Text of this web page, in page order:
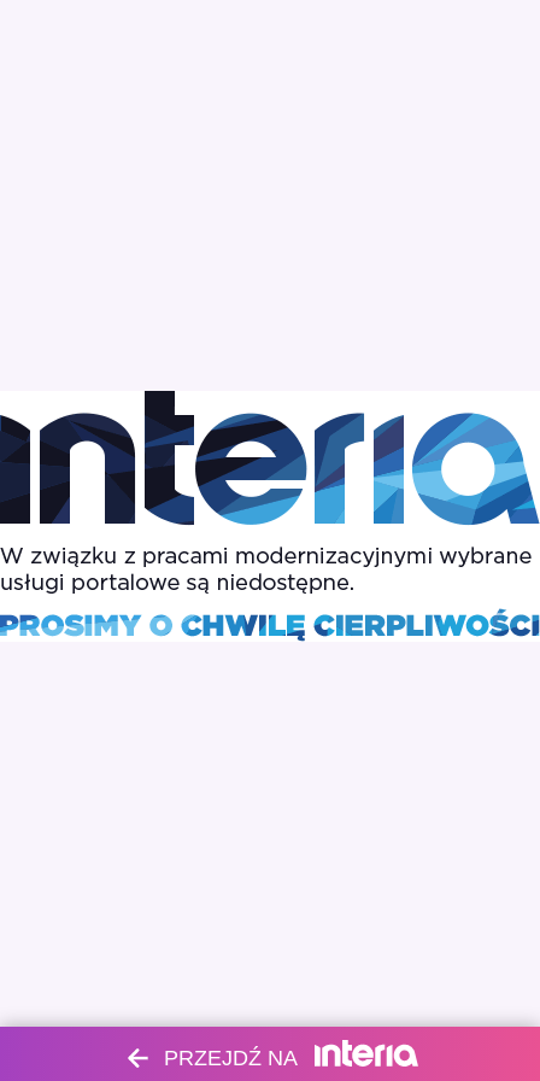
PRZEJDŹ NA